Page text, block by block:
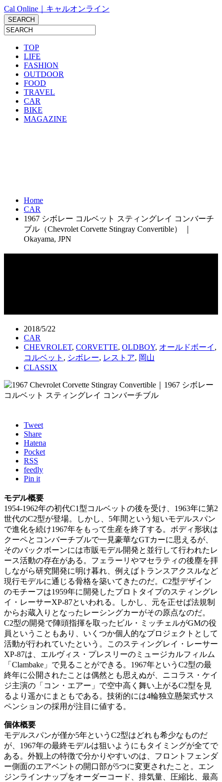
Cal Online｜キャルオンライン
TOP
LIFE
FASHION
OUTDOOR
FOOD
TRAVEL
CAR
BIKE
MAGAZINE
Home
CAR
1967 シボレー コルベット スティングレイ コンバーチ
ブル（Chevrolet Corvette Stingray Convertible） ｜
Okayama, JPN
2018/5/22
CAR
CHEVROLET, CORVETTE, OLDBOY, オールドボーイ ,
コルベット , シボレー, レストア, 岡山
CLASSIX
Tweet
Share
Hatena
Pocket
RSS
feedly
Pin it
モデル概要
1954-1962年の初代C1型コルベットの後を受け、1963年に第2
世代のC2型が登場。しかし、5年間という短いモデルスパン
で進化を続け1967年をもって生産を終了する。ボディ形状は
クーペとコンバーチブルで一見豪華なGTカーに思えるが、
そのバックボーンには市販モデル開発と並行して行われたレ
ース活動の存在がある。フェラーリやマセラティの後塵を拝
しながら研究開発に明け暮れ、例えばトランスアクスルなど
現行モデルに通じる骨格を築いてきたのだ。C2型デザイン
のモチーフは1959年に開発したプロトタイプのスティングレ
イ・レーサーXP-87といわれる。しかし、元を正せば法規制
からお蔵入りとなったレーシングカーがその原点なのだ。
C2型の開発で陣頭指揮を取ったビル・ミッチェルがGMの役
員ということもあり、いくつか個人的なプロジェクトとして
活動が行われていたという。このスティングレイ・レーサー
XP-87は、エルヴィス・プレスリーのミュージカルフィルム
「Clambake」で見ることができる。1967年というC2型の最
終年に公開されたことは偶然とも思えぬが、ニコラス・ケイ
ジ主演の「コン・エアー」で空中高く舞い上がるC2型を見
るより遥かにまともである。技術的には4輪独立懸架式サス
ペンションの採用が注目に値する。
個体概要
モデルスパンが僅か5年というC2型はどれも希少なものだ
が、1967年の最終モデルは狙いようにもタイミングが全てで
ある。外観上の特徴で分かりやすいのは、フロントフェンダ
ー側面のエアベントの開口部が5つに変更されたこと。エン
ジンラインナップをオーダーコード、排気量、圧縮比、最高